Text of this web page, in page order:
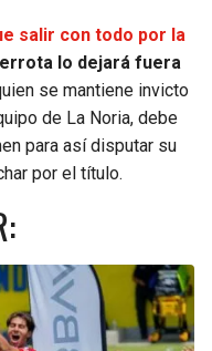
salir con todo por la
lo dejará fuera
se mantiene invicto
de La Noria, debe
para así disputar su
por el título.